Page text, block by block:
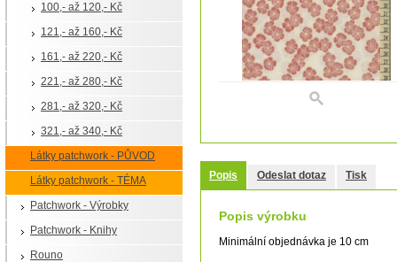
100,- až 120,- Kč
121,- až 160,- Kč
161,- až 220,- Kč
221,- až 280,- Kč
281,- až 320,- Kč
321,- až 340,- Kč
Látky patchwork - PŮVOD
Látky patchwork - TÉMA
Patchwork - Výrobky
Patchwork - Knihy
Rouno
Popis Odeslat dotaz Tisk
Popis výrobku
Minimální objednávka je 10 cm